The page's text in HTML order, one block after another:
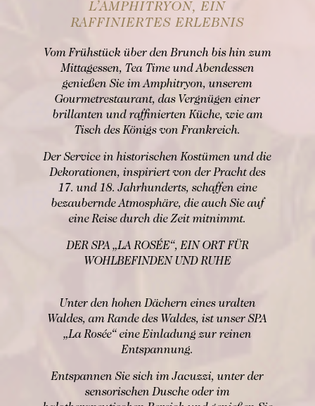
L’AMPHITRYON, EIN
RAFFINIERTES ERLEBNIS
Vom Frühstück über den Brunch bis hin zum
Mittagessen, Tea Time und Abendessen
genießen Sie im Amphitryon, unserem
Gourmetrestaurant, das Vergnügen einer
brillanten und raffinierten Küche, wie am
Tisch des Königs von Frankreich.
Der Service in historischen Kostümen und die
Dekorationen, inspiriert von der Pracht des
17. und 18. Jahrhunderts, schaffen eine
bezaubernde Atmosphäre, die auch Sie auf
eine Reise durch die Zeit mitnimmt.
DER SPA „LA ROSÉE“, EIN ORT FÜR
WOHLBEFINDEN UND RUHE
Unter den hohen Dächern eines uralten
Waldes, am Rande des Waldes, ist unser SPA
„La Rosée“ eine Einladung zur reinen
Entspannung.
Entspannen Sie sich im Jacuzzi, unter der
sensorischen Dusche oder im